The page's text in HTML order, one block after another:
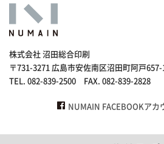
株式会社 沼田総合印刷
〒731-3271 広島市安佐南区沼田町阿戸657-
TEL. 082-839-2500 FAX. 082-839-2828
NUMAIN FACEBOOKアカ